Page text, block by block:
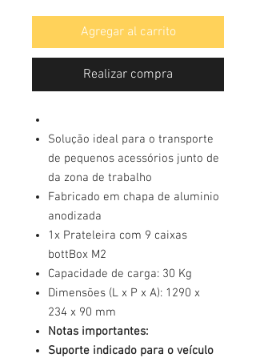
Agregar al carrito
Realizar compra
Solução ideal para o transporte
de pequenos acessórios junto de
da zona de trabalho
Fabricado em chapa de aluminio
anodizada
1x Prateleira com 9 caixas
bottBox M2
Capacidade de carga: 30 Kg
Dimensões (L x P x A): 1290 x
234 x 90 mm
Notas importantes:
Suporte indicado para o veículo